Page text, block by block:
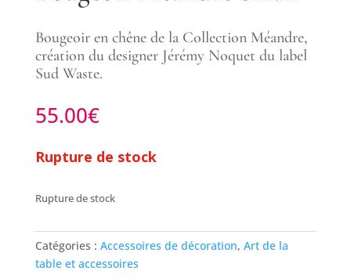
Bougeoir en chêne de la Collection Méandre,
création du designer Jérémy Noquet du label
Sud Waste.
55.00€
Rupture de stock
Rupture de stock
Catégories : Accessoires de décoration, Art de la
table et accessoires